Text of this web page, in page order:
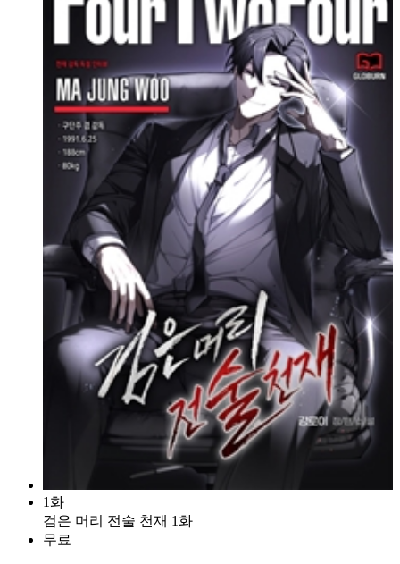
1화
검은 머리 전술 천재 1화
무료